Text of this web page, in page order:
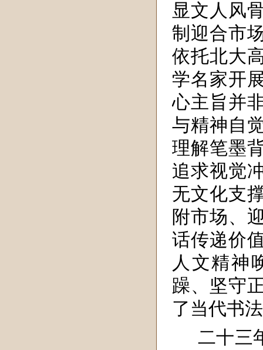
显文人风
制迎合市
依托北大
学名家开
心主旨并
与精神自
理解笔墨
追求视觉
无文化支
附市场、
话传递价
人文精神
躁、坚守
了当代书
二十三